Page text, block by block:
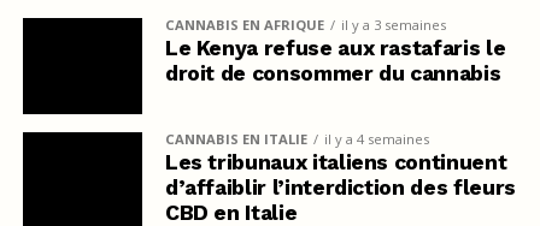
CANNABIS EN AFRIQUE il y a 3 semaines
Le Kenya refuse aux rastafaris le
droit de consommer du cannabis
CANNABIS EN ITALIE il y a 4 semaines
Les tribunaux italiens continuent
d’affaiblir l’interdiction des fleurs
CBD en Italie